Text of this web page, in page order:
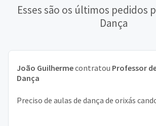
Esses são os últimos pedidos
Dança
João Guilhermecontratou Professor
Dança
Preciso de aulas de dança de orixás